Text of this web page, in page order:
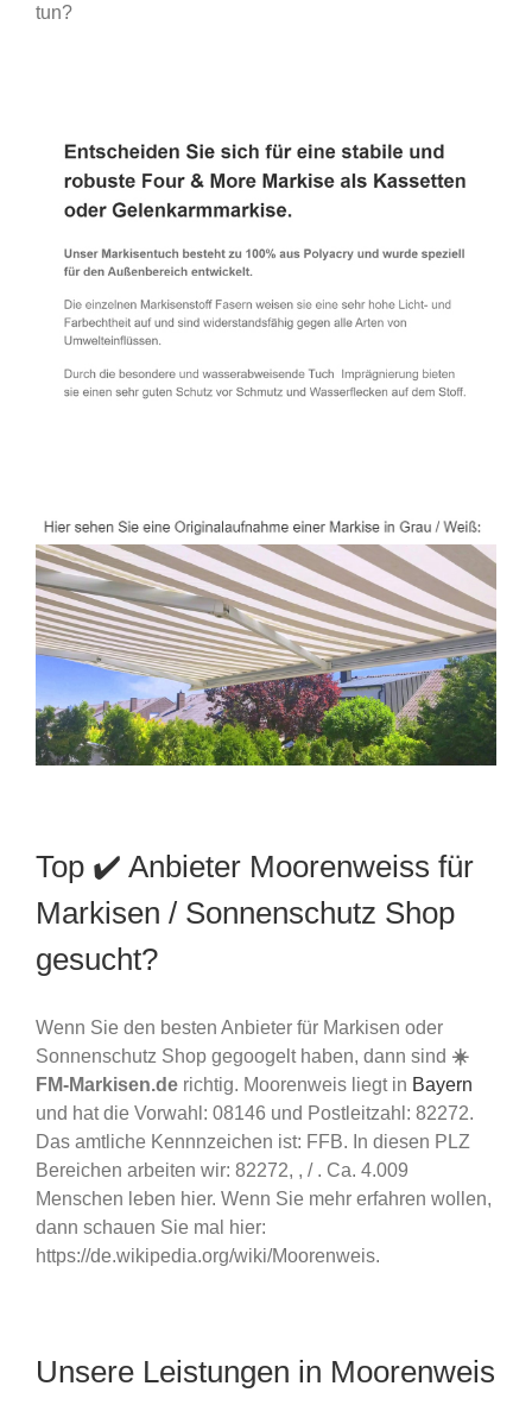
tun?
Top ✔️ Anbieter Moorenweiss für
Markisen / Sonnenschutz Shop
gesucht?
Wenn Sie den besten Anbieter für Markisen oder
Sonnenschutz Shop gegoogelt haben, dann sind ☀️
FM-Markisen.de richtig. Moorenweis liegt in Bayern
und hat die Vorwahl: 08146 und Postleitzahl: 82272.
Das amtliche Kennnzeichen ist: FFB. In diesen PLZ
Bereichen arbeiten wir: 82272, , / . Ca. 4.009
Menschen leben hier. Wenn Sie mehr erfahren wollen,
dann schauen Sie mal hier:
https://de.wikipedia.org/wiki/Moorenweis.
Unsere Leistungen in Moorenweis